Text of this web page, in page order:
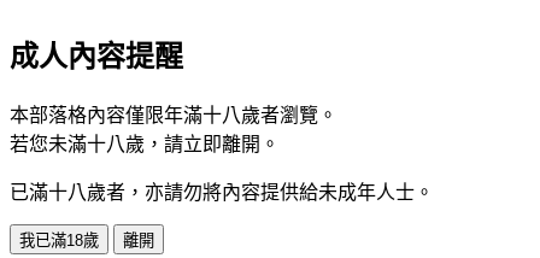
成人內容提醒
本部落格內容僅限年滿十八歲者瀏覽。
若您未滿十八歲，請立即離開。
已滿十八歲者，亦請勿將內容提供給未成年人士。
我已滿18歲 離開